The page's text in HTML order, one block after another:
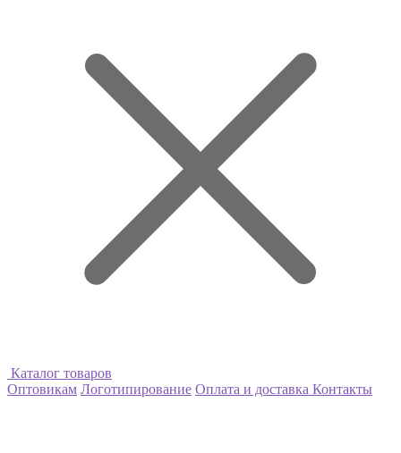
Каталог товаров
Оптовикам Логотипирование Оплата и доставка Контакты